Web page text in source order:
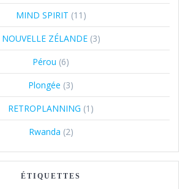
MIND SPIRIT (11)
NOUVELLE ZÉLANDE(3)
Pérou (6)
Plongée (3)
RETROPLANNING (1)
Rwanda (2)
ÉTIQUETTES